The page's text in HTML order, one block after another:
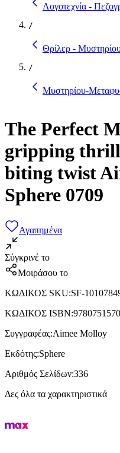
Λογοτεχνία -
/
Θρίλερ -
/
Μυστηρίου-
The Perfect
gripping
biting twist
Sphere 0709
Αγαπημένα
Σύγκρινέ το
Μοιράσου το
ΚΩΔΙΚΟΣ SKU:SF-
ΚΩΔΙΚΟΣ ISBN:
Συγγραφέας:Aimee Molloy
Εκδότης:Sphere
Αριθμός Σελίδων:336
Δες όλα τα χαρακτηριστικά